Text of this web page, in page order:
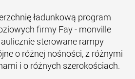
ładunkową program
firmy Fay - monville
sterowane rampy
o różnej nośności, z różnymi
i o różnych szerokościach.